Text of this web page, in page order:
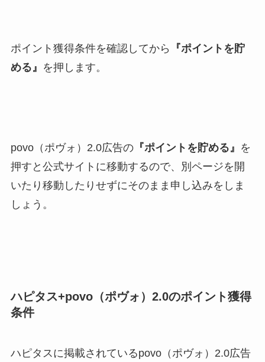
ポイント獲得条件を確認してから
『ポイントを貯
める』 を押します。
povo（ポヴォ）2.0広告の『ポイントを貯める』 を
押すと公式サイトに移動するので、別ページを開
いたり移動したりせずにそのまま申し込みをしま
しょう。
ハピタス+povo（ポヴォ）2.0のポイント獲得
条件
ハピタスに掲載されているpovo（ポヴォ）2.0広告